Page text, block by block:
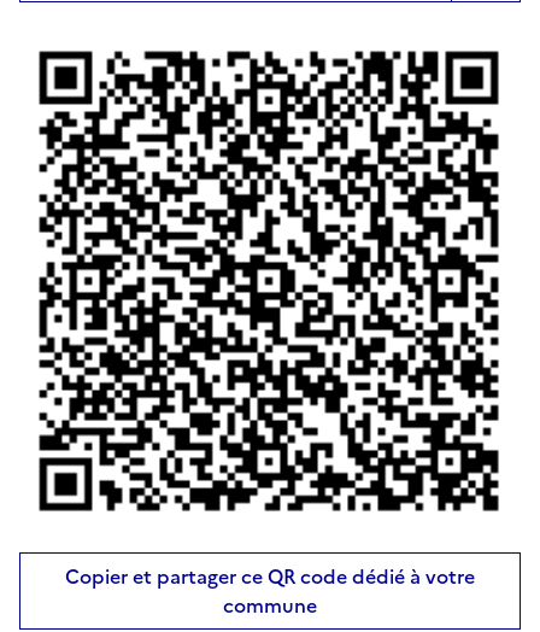
Copier et partager ce QR code dédié à votre
commune